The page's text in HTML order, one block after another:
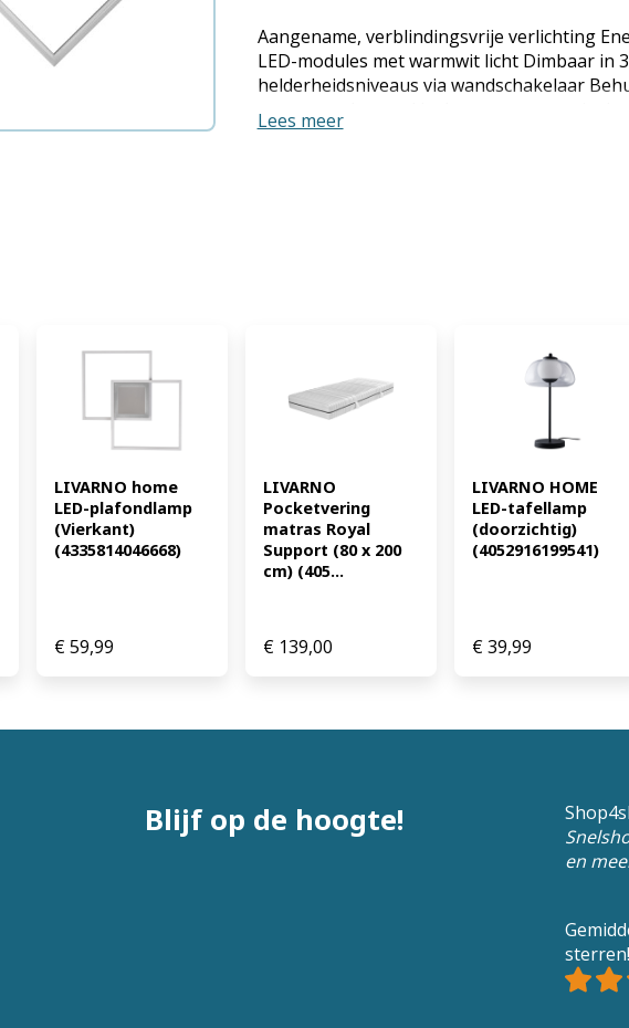
Aangename, verblindingsvrije verlichting
LED-modules met warmwit licht Dimbaar in 3
helderheidsniveaus via wandschakelaar
gematteerd metaal Incl. montagemateriaal
Geschikt voor wand- en plafondmontage in
aangedreven: nee Stijl: - Materiaal:
kunststof Afmetingen: vierkantca. L 62 x B
rondca. L 52 x B 40 x H 7 cm rechthoekigca.
5 cm Aansluitkabel: - Gewicht: vierkantca.
kg rechthoekigca. 650 g (EAN: 4335814045609)
Lees meer
LIVARNO home
LED-plafondlamp
(Vierkant)
(4335814046668)
€59,99
LIVARNO
Pocketvering
matras Royal
Support (80 x 200
cm) (405...
€139,00
LIVARNO HOME
LED-tafellamp
(doorzichtig)
(4052916199541)
€39,99
Blijf op de hoogte!
en
sterren!